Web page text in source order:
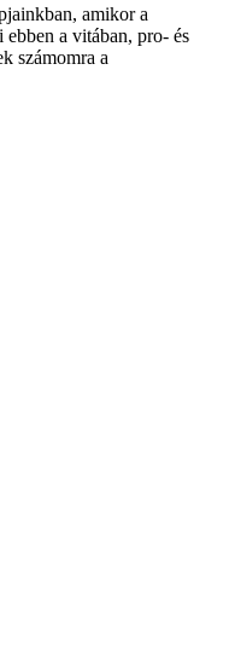
amikor a
a vitában, pro- és
számomra a